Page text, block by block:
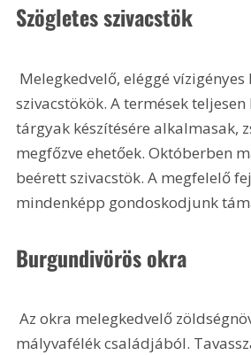
Szögletes szivacstök
szivacstökök. A termések
tárgyak készítésére alkalmasak,
megfőzve ehetőek. Októberben
beérett szivacstök. A megfelelő
mindenképp gondoskodjunk
Burgundivörös okra
Az okra melegkedvelő zöldségnövény, a
mályvafélék családjából.